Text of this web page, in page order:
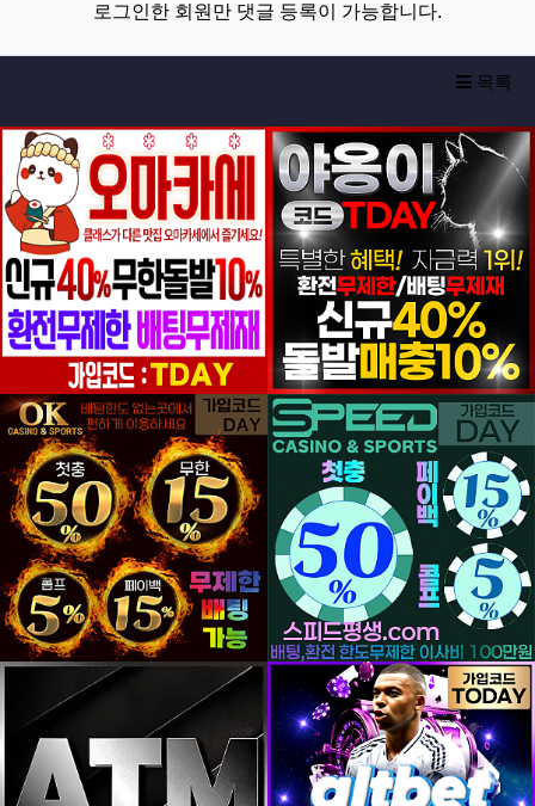
로그인한 회원만 댓글 등록이 가능합니다.
목록
등록일 등록일